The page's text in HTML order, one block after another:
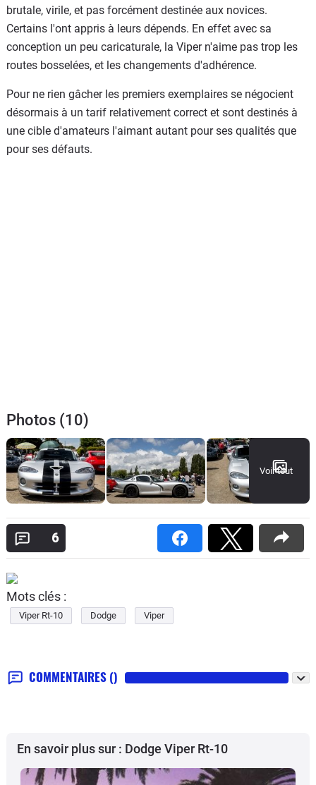
brutale, virile, et pas forcément destinée aux novices.
Certains l'ont appris à leurs dépends. En effet avec sa
conception un peu caricaturale, la Viper n'aime pas trop les
routes bosselées, et les changements d'adhérence.
Pour ne rien gâcher les premiers exemplaires se négocient
désormais à un tarif relativement correct et sont destinés à
une cible d'amateurs l'aimant autant pour ses qualités que
pour ses défauts.
Photos (10)
Voir tout
6
Mots clés :
Viper Rt-10 Dodge Viper
COMMENTAIRES ()
En savoir plus sur : Dodge Viper Rt-10